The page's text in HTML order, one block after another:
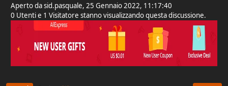
Aperto da sid.pasquale, 25 Gennaio 2022, 11:17:40
0 Utenti e 1 Visitatore stanno visualizzando questa discussione.